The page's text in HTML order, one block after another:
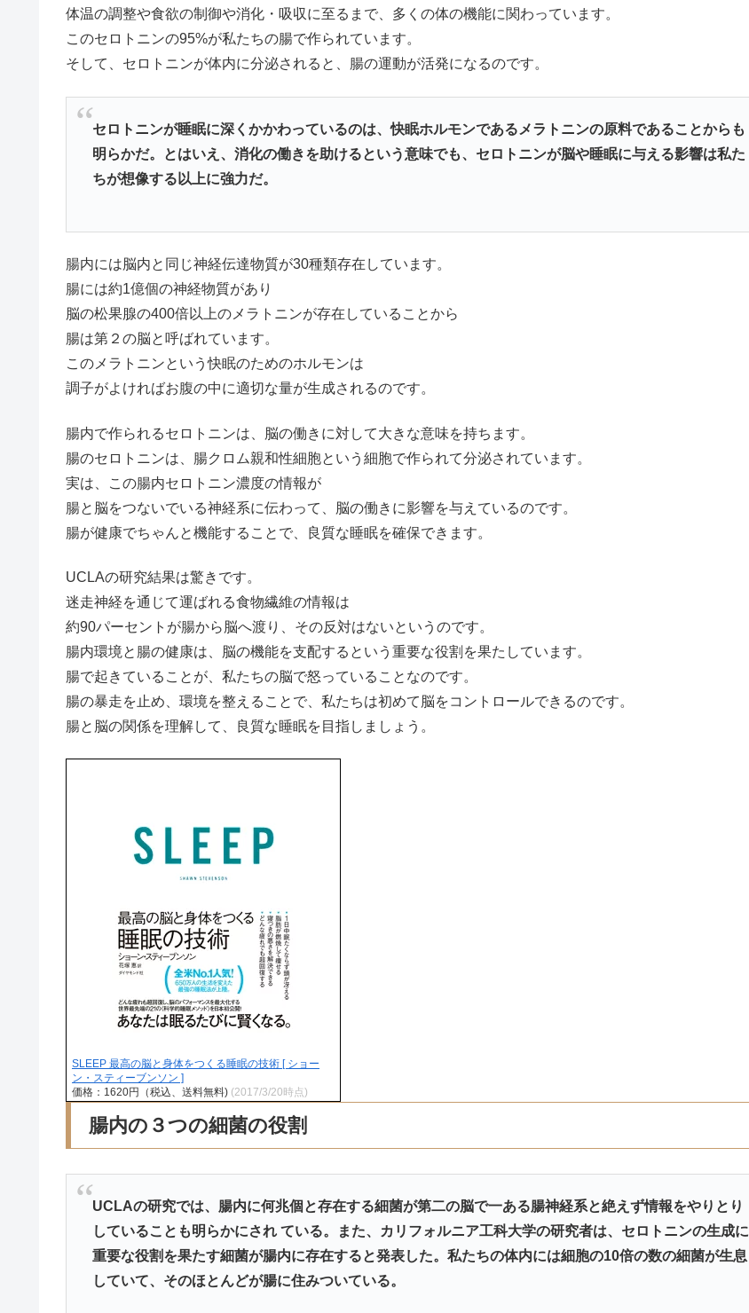
体温の調整や食欲の制御や消化・吸収に至るまで、多くの体の機能に関わっています。
このセロトニンの95%が私たちの腸で作られています。
そして、セロトニンが体内に分泌されると、腸の運動が活発になるのです。
セロトニンが睡眠に深くかかわっているのは、快眠ホルモンであるメラトニンの原料であることからも
明らかだ。とはいえ、消化の働きを助けるという意味でも、セロトニンが脳や睡眠に与える影響は私た
ちが想像する以上に強力だ。
腸内には脳内と同じ神経伝達物質が30種類存在しています。
腸には約1億個の神経物質があり
脳の松果腺の400倍以上のメラトニンが存在していることから
腸は第２の脳と呼ばれています。
このメラトニンという快眠のためのホルモンは
調子がよければお腹の中に適切な量が生成されるのです。
腸内で作られるセロトニンは、脳の働きに対して大きな意味を持ちます。
腸のセロトニンは、腸クロム親和性細胞という細胞で作られて分泌されています。
実は、この腸内セロトニン濃度の情報が
腸と脳をつないでいる神経系に伝わって、脳の働きに影響を与えているのです。
腸が健康でちゃんと機能することで、良質な睡眠を確保できます。
UCLAの研究結果は驚きです。
迷走神経を通じて運ばれる食物繊維の情報は
約90パーセントが腸から脳へ渡り、その反対はないというのです。
腸内環境と腸の健康は、脳の機能を支配するという重要な役割を果たしています。
腸で起きていることが、私たちの脳で怒っていることなのです。
腸の暴走を止め、環境を整えることで、私たちは初めて脳をコントロールできるのです。
腸と脳の関係を理解して、良質な睡眠を目指しましょう。
SLEEP 最高の脳と身体をつくる睡眠の技術 [ ショー
ン・スティーブンソン ]
価格：1620円（税込、送料無料) (2017/3/20時点)
腸内の３つの細菌の役割
UCLAの研究では、腸内に何兆個と存在する細菌が第二の脳で一ある腸神経系と絶えず情報をやりとり
していることも明らかにされ ている。また、カリフォルニア工科大学の研究者は、セロトニンの生成に
重要な役割を果たす細菌が腸内に存在すると発表した。私たちの体内には細胞の10倍の数の細菌が生息
していて、そのほとんどが腸に住みついている。